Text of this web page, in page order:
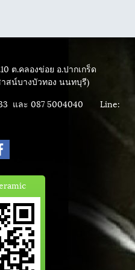
ต.คลองข่อย อ.ปากเกร็ด
าสน์บางบัวทอง นนทบุรี)
และ 087 5004040 Line: